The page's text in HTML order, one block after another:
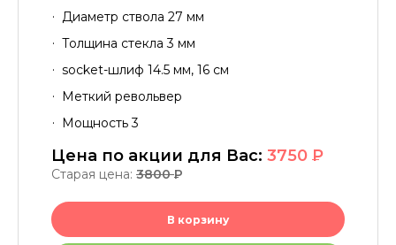
Диаметр ствола 27 мм
Толщина стекла 3 мм
socket-шлиф 14.5 мм, 16 см
Меткий револьвер
Мощность 3
Цена по акции для Вас: 3750 P
Старая цена: 3800P
В корзину